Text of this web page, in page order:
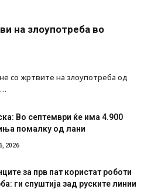
на злоупотреба во
со жртвите на злоупотреба од
Во септември ќе има 4.900
помалку од лани
2026
за прв пат користат роботи
ги спуштија зад руските линии